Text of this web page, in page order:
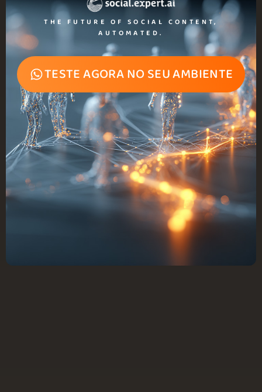
THE FUTURE OF SOCIAL CONTENT,
AUTOMATED.
TESTE AGORA NO SEU AMBIENTE